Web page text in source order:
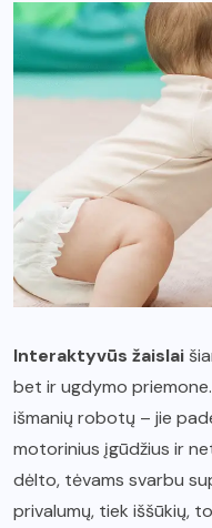
Interaktyvūs žaislai
bet ir ugdymo
išmanių robotų – jie
motorinius įgūdžius ir
dėlto, tėvams svarbu
privalumų, tiek iššūkių,